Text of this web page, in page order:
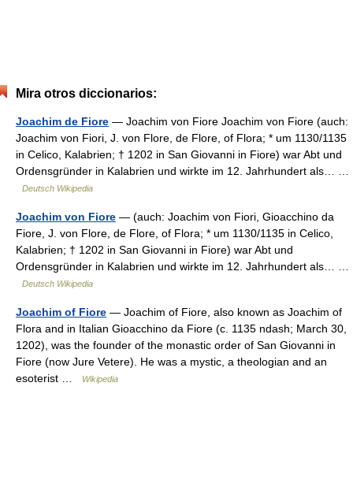
Mira otros diccionarios:
Joachim de Fiore — Joachim von Fiore Joachim von Fiore (auch:
Joachim von Fiori, J. von Flore, de Flore, of Flora; * um 1130/1135
in Celico, Kalabrien; † 1202 in San Giovanni in Fiore) war Abt und
Ordensgründer in Kalabrien und wirkte im 12. Jahrhundert als… …
Deutsch Wikipedia
Joachim von Fiore — (auch: Joachim von Fiori, Gioacchino da
Fiore, J. von Flore, de Flore, of Flora; * um 1130/1135 in Celico,
Kalabrien; † 1202 in San Giovanni in Fiore) war Abt und
Ordensgründer in Kalabrien und wirkte im 12. Jahrhundert als… …
Deutsch Wikipedia
Joachim of Fiore — Joachim of Fiore, also known as Joachim of
Flora and in Italian Gioacchino da Fiore (c. 1135 ndash; March 30,
1202), was the founder of the monastic order of San Giovanni in
Fiore (now Jure Vetere). He was a mystic, a theologian and an
esoterist …
Wikipedia